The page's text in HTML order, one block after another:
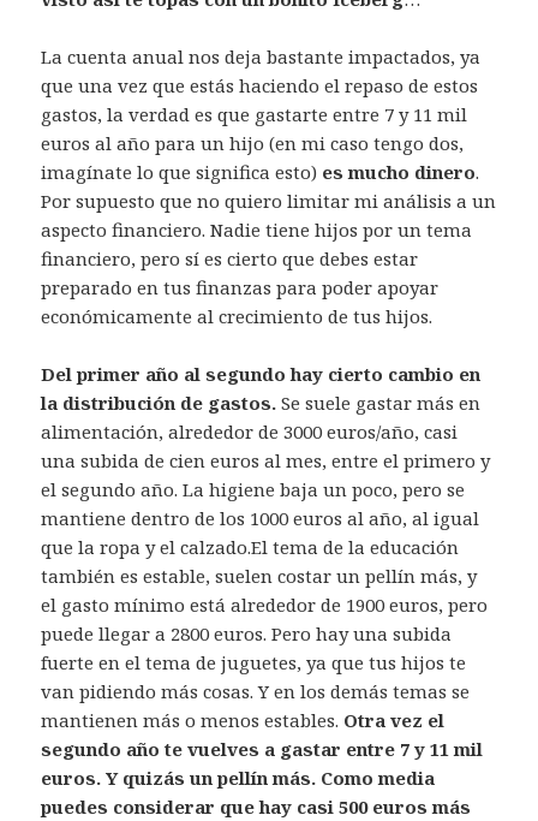
La cuenta anual nos deja bastante impactados, ya
que una vez que estás haciendo el repaso de estos
gastos, la verdad es que gastarte entre 7 y 11 mil
euros al año para un hijo (en mi caso tengo dos,
imagínate lo que significa esto) es mucho dinero.
Por supuesto que no quiero limitar mi análisis a un
aspecto financiero. Nadie tiene hijos por un tema
financiero, pero sí es cierto que debes estar
preparado en tus finanzas para poder apoyar
económicamente al crecimiento de tus hijos.
Del primer año al segundo hay cierto cambio en
la distribución de gastos. Se suele gastar más en
alimentación, alrededor de 3000 euros/año, casi
una subida de cien euros al mes, entre el primero y
el segundo año. La higiene baja un poco, pero se
mantiene dentro de los 1000 euros al año, al igual
que la ropa y el calzado.El tema de la educación
también es estable, suelen costar un pellín más, y
el gasto mínimo está alrededor de 1900 euros, pero
puede llegar a 2800 euros. Pero hay una subida
fuerte en el tema de juguetes, ya que tus hijos te
van pidiendo más cosas. Y en los demás temas se
mantienen más o menos estables. Otra vez el
segundo año te vuelves a gastar entre 7 y 11 mil
euros. Y quizás un pellín más. Como media
puedes considerar que hay casi 500 euros más